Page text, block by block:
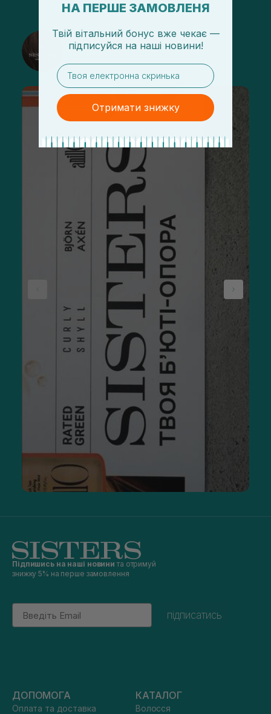
@sisters_stelmakh в Instagram
Підписатися
Підпишись на наші новини та отримуй
знижку 5% на перше замовлення
Email
підписатись
ДОПОМОГА
Оплата та доставка
КАТАЛОГ
Волосся
НА ПЕРШЕ ЗАМОВЛЕНЯ
Твій вітальний бонус вже чекає —
підписуйся на наші новини!
email
Отримати знижку